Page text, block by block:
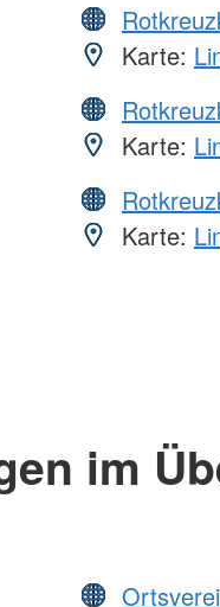
Karte:
Karte:
Karte:
im